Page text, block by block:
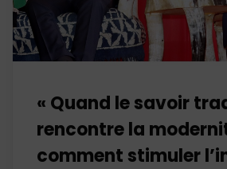
« Quand le savoir
rencontre la
comment stimuler